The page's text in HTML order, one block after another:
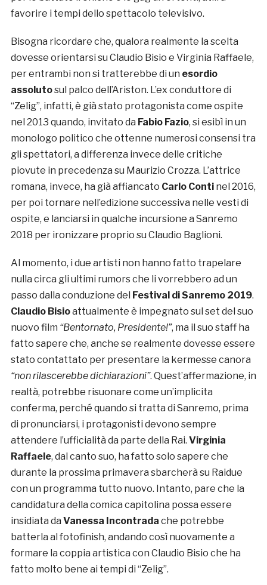
favorire i tempi dello spettacolo televisivo.
Bisogna ricordare che, qualora realmente la scelta
dovesse orientarsi su Claudio Bisio e Virginia Raffaele,
per entrambi non si tratterebbe di un esordio
assolutosul palco dell’Ariston. L’ex conduttore di
“Zelig”, infatti, è già stato protagonista come ospite
nel 2013 quando, invitato da Fabio Fazio, si esibì in un
monologo politico che ottenne numerosi consensi tra
gli spettatori, a differenza invece delle critiche
piovute in precedenza su Maurizio Crozza. L’attrice
romana, invece, ha già affiancato Carlo Continel 2016,
per poi tornare nell’edizione successiva nelle vesti di
ospite, e lanciarsi in qualche incursione a Sanremo
2018 per ironizzare proprio su Claudio Baglioni.
Al momento, i due artisti non hanno fatto trapelare
nulla circa gli ultimi rumors che li vorrebbero ad un
passo dalla conduzione del Festival di Sanremo 2019.
Claudio Bisioattualmente è impegnato sul set del suo
nuovo film “Bentornato, Presidente!”, ma il suo staff ha
fatto sapere che, anche se realmente dovesse essere
stato contattato per presentare la kermesse canora
“non rilascerebbe dichiarazioni”. Quest’affermazione, in
realtà, potrebbe risuonare come un’implicita
conferma, perché quando si tratta di Sanremo, prima
di pronunciarsi, i protagonisti devono sempre
attendere l’ufficialità da parte della Rai. Virginia
Raffaele, dal canto suo, ha fatto solo sapere che
durante la prossima primavera sbarcherà su Raidue
con un programma tutto nuovo. Intanto, pare che la
candidatura della comica capitolina possa essere
insidiata da Vanessa Incontrada che potrebbe
batterla al fotofinish, andando così nuovamente a
formare la coppia artistica con Claudio Bisio che ha
fatto molto bene ai tempi di “Zelig”.